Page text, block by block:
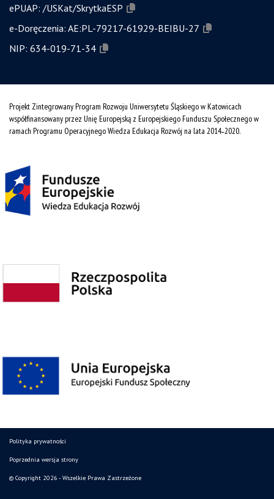
ePUAP: /USKat/SkrytkaESP
e-Doręczenia: AE:PL-79217-61929-BEIBU-27
NIP: 634-019-71-34
Projekt Zintegrowany Program Rozwoju Uniwersytetu Śląskiego w Katowicach
współfinansowany przez Unię Europejską z Europejskiego Funduszu Społecznego w
ramach Programu Operacyjnego Wiedza Edukacja Rozwój na lata 2014˗2020.
Polityka prywatności
Poprzednia wersja strony
© Copyright 2026 - Wszelkie Prawa Zastrzeżone